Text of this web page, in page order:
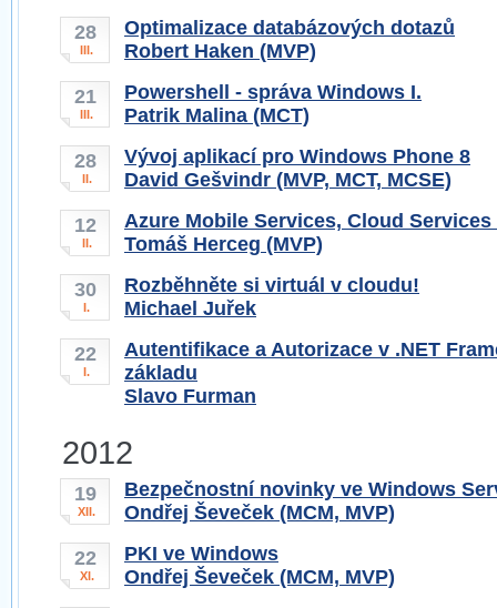
28
III.
Optimalizace databázových dotazů
Robert Haken (MVP)
21
III.
Powershell - správa Windows I.
Patrik Malina (MCT)
28
II.
Vývoj aplikací pro Windows Phone 8
David Gešvindr (MVP, MCT, MCSE)
12
II.
Azure Mobile Services, Cloud
Tomáš Herceg (MVP)
30
I.
Rozběhněte si virtuál v cloudu!
Michael Juřek
22
I.
Autentifikace a Autorizace v .NET
základu
Slavo Furman
2012
19
XII.
Bezpečnostní novinky ve Windows
Ondřej Ševeček (MCM, MVP)
22
XI.
PKI ve Windows
Ondřej Ševeček (MCM, MVP)